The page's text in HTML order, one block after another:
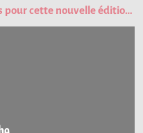
GRAND FORMAT : des nouveautés pour cette nouvelle édition du Passeport Gourmand !